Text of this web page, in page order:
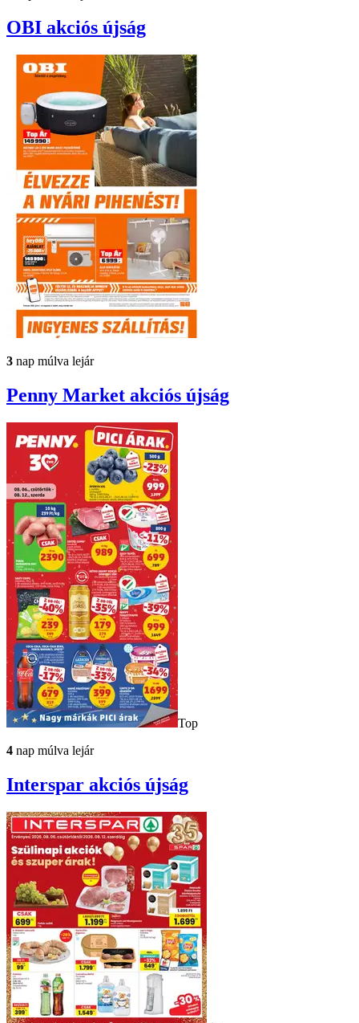
OBI akciós újság
3 nap múlva lejár
Penny Market akciós újság
Top
4 nap múlva lejár
Interspar akciós újság